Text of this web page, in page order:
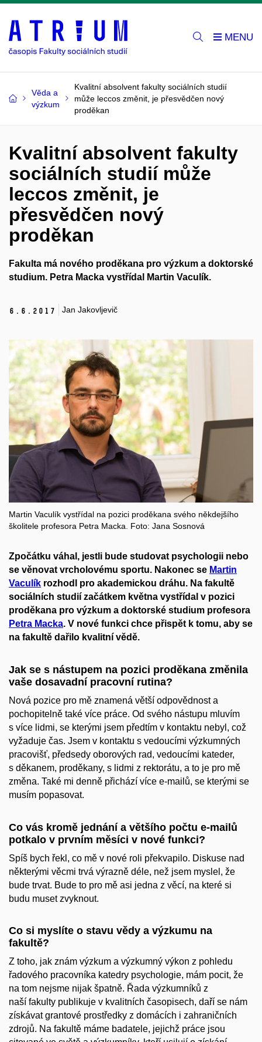
Věda a
výzkum
Kvalitní absolvent fakulty sociálních studií
může leccos změnit, je přesvědčen nový
proděkan
Kvalitní absolvent fakulty
sociálních studií může
leccos změnit, je
přesvědčen nový
proděkan
Fakulta má nového proděkana pro výzkum a doktorské
studium. Petra Macka vystřídal Martin Vaculík.
6. 6. 2017 Jan Jakovljevič
Martin Vaculík vystřídal na pozici proděkana svého někdejšího
školitele profesora Petra Macka. Foto: Jana Sosnová
Zpočátku váhal, jestli bude studovat psychologii nebo
se věnovat vrcholovému sportu. Nakonec se Martin
Vaculík rozhodl pro akademickou dráhu. Na fakultě
sociálních studií začátkem května vystřídal v pozici
proděkana pro výzkum a doktorské studium profesora
Petra Macka. V nové funkci chce přispět k tomu, aby se
na fakultě dařilo kvalitní vědě.
Jak se s nástupem na pozici proděkana změnila
vaše dosavadní pracovní rutina?
Nová pozice pro mě znamená větší odpovědnost a
pochopitelně také více práce. Od svého nástupu mluvím
s více lidmi, se kterými jsem předtím v kontaktu nebyl, což
vyžaduje čas. Jsem v kontaktu s vedoucími výzkumných
pracovišť, předsedy oborových rad, vedoucími kateder,
s děkanem, proděkany, s lidmi z rektorátu, a to je pro mě
změna. Také mi denně přichází více e-mailů, se kterými se
musím popasovat.
Co vás kromě jednání a většího počtu e-mailů
potkalo v prvním měsíci v nové funkci?
Spíš bych řekl, co mě v nové roli překvapilo. Diskuse nad
některými věcmi trvá výrazně déle, než jsem myslel, že
bude trvat. Bude to pro mě asi jedna z věcí, na které si
budu muset zvyknout.
Co si myslíte o stavu vědy a výzkumu na
fakultě?
Z toho, jak znám výzkum a výzkumný výkon z pohledu
řadového pracovníka katedry psychologie, mám pocit, že
na tom nejsme nijak špatně. Řada výzkumníků z
naší fakulty publikuje v kvalitních časopisech, daří se nám
získávat grantové prostředky z domácích i zahraničních
zdrojů. Na fakultě máme badatele, jejichž práce jsou